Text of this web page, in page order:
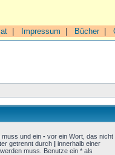
Impressum Bücher|
muss und ein - vor ein Wort, das nicht
getrennt durch | innerhalb einer
muss. Benutze ein * als